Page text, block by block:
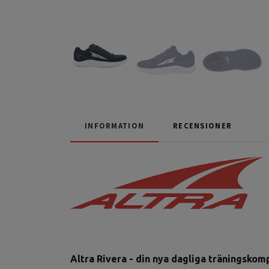
INFORMATION RECENSIONER
Altra Rivera - din nya dagliga